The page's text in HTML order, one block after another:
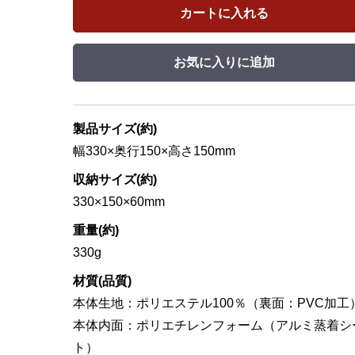
カートに入れる
お気に入りに追加
製品サイズ(約)
幅330×奥行150×高さ150mm
収納サイズ(約)
330×150×60mm
重量(約)
330g
材質(品質)
本体生地：ポリエステル100％（裏面：PVC加工
本体内面：ポリエチレンフォーム（アルミ蒸着シ
ト）